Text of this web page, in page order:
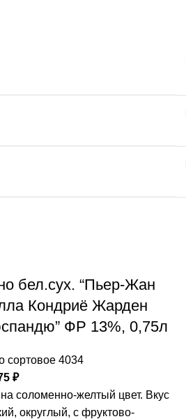
бел.сух. “Пьер-Жан
Кондриё Жарден
ФР 13%, 0,75л
сортовое 4034
₽
соломенно-желтый цвет. Вкус
округлый, с фруктово-